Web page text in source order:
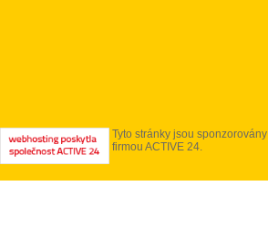
Tyto stránky jsou sponzorovány
firmou ACTIVE 24.